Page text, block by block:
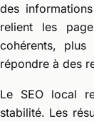
des
relient les
cohérents,
répondre à des
Le SEO local
stabilité. Les